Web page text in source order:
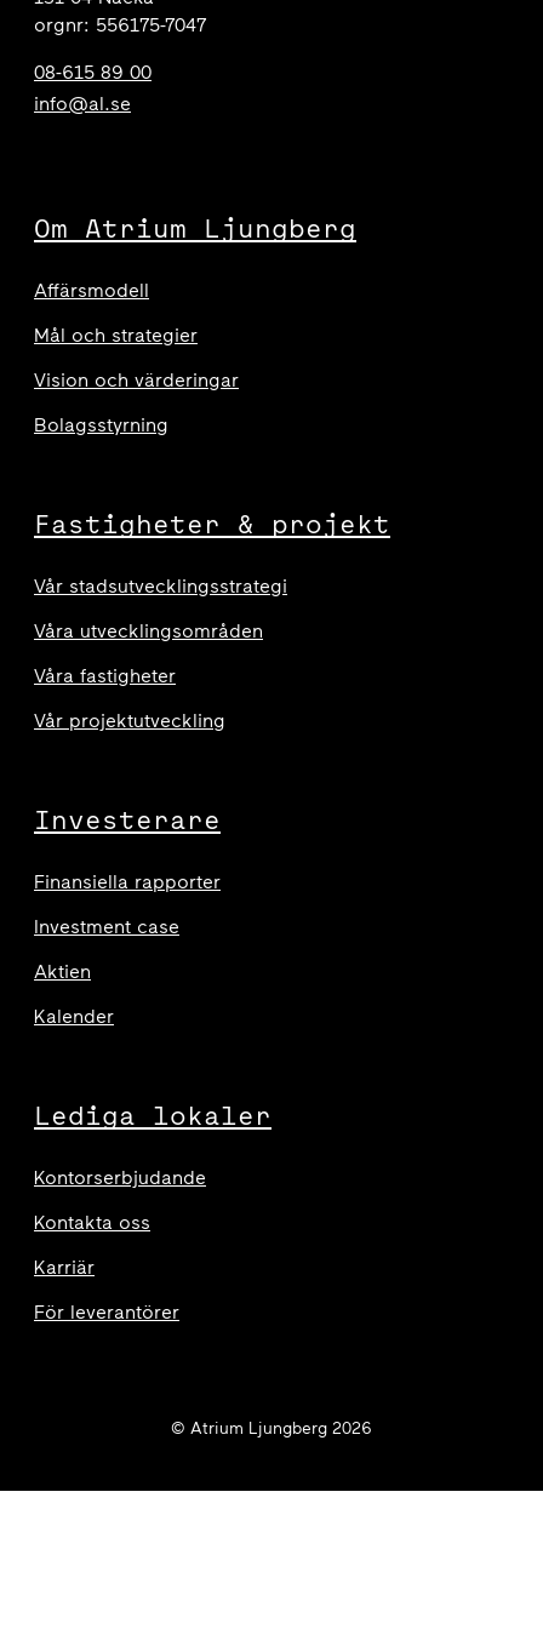
orgnr: 556175-7047
08-615 89 00
info@al.se
Om Atrium Ljungberg
Affärsmodell
Mål och strategier
Vision och värderingar
Bolagsstyrning
Fastigheter & projekt
Vår stadsutvecklingsstrategi
Våra utvecklingsområden
Våra fastigheter
Vår projektutveckling
Investerare
Finansiella rapporter
Investment case
Aktien
Kalender
Lediga lokaler
Kontorserbjudande
Kontakta oss
Karriär
För leverantörer
© Atrium Ljungberg 2026